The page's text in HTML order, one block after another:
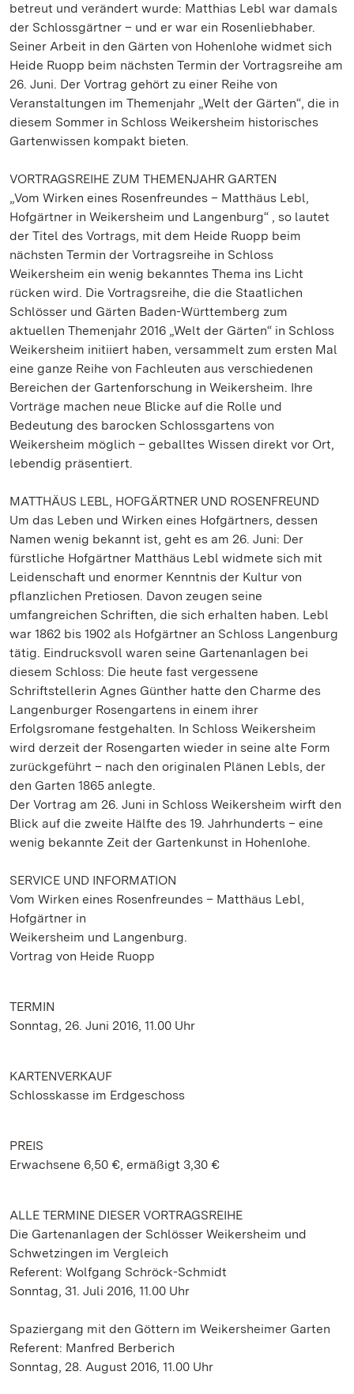
betreut und verändert wurde: Matthias Lebl war damals
der Schlossgärtner – und er war ein Rosenliebhaber.
Seiner Arbeit in den Gärten von Hohenlohe widmet sich
Heide Ruopp beim nächsten Termin der Vortragsreihe am
26. Juni. Der Vortrag gehört zu einer Reihe von
Veranstaltungen im Themenjahr „Welt der Gärten“, die in
diesem Sommer in Schloss Weikersheim historisches
Gartenwissen kompakt bieten.
VORTRAGSREIHE ZUM THEMENJAHR GARTEN
„Vom Wirken eines Rosenfreundes – Matthäus Lebl,
Hofgärtner in Weikersheim und Langenburg“ , so lautet
der Titel des Vortrags, mit dem Heide Ruopp beim
nächsten Termin der Vortragsreihe in Schloss
Weikersheim ein wenig bekanntes Thema ins Licht
rücken wird. Die Vortragsreihe, die die Staatlichen
Schlösser und Gärten Baden-Württemberg zum
aktuellen Themenjahr 2016 „Welt der Gärten“ in Schloss
Weikersheim initiiert haben, versammelt zum ersten Mal
eine ganze Reihe von Fachleuten aus verschiedenen
Bereichen der Gartenforschung in Weikersheim. Ihre
Vorträge machen neue Blicke auf die Rolle und
Bedeutung des barocken Schlossgartens von
Weikersheim möglich – geballtes Wissen direkt vor Ort,
lebendig präsentiert.
MATTHÄUS LEBL, HOFGÄRTNER UND ROSENFREUND
Um das Leben und Wirken eines Hofgärtners, dessen
Namen wenig bekannt ist, geht es am 26. Juni: Der
fürstliche Hofgärtner Matthäus Lebl widmete sich mit
Leidenschaft und enormer Kenntnis der Kultur von
pflanzlichen Pretiosen. Davon zeugen seine
umfangreichen Schriften, die sich erhalten haben. Lebl
war 1862 bis 1902 als Hofgärtner an Schloss Langenburg
tätig. Eindrucksvoll waren seine Gartenanlagen bei
diesem Schloss: Die heute fast vergessene
Schriftstellerin Agnes Günther hatte den Charme des
Langenburger Rosengartens in einem ihrer
Erfolgsromane festgehalten. In Schloss Weikersheim
wird derzeit der Rosengarten wieder in seine alte Form
zurückgeführt – nach den originalen Plänen Lebls, der
den Garten 1865 anlegte.
Der Vortrag am 26. Juni in Schloss Weikersheim wirft den
Blick auf die zweite Hälfte des 19. Jahrhunderts – eine
wenig bekannte Zeit der Gartenkunst in Hohenlohe.
SERVICE UND INFORMATION
Vom Wirken eines Rosenfreundes – Matthäus Lebl,
Hofgärtner in
Weikersheim und Langenburg.
Vortrag von Heide Ruopp
TERMIN
Sonntag, 26. Juni 2016, 11.00 Uhr
KARTENVERKAUF
Schlosskasse im Erdgeschoss
PREIS
Erwachsene 6,50 €, ermäßigt 3,30 €
ALLE TERMINE DIESER VORTRAGSREIHE
Die Gartenanlagen der Schlösser Weikersheim und
Schwetzingen im Vergleich
Referent: Wolfgang Schröck-Schmidt
Sonntag, 31. Juli 2016, 11.00 Uhr
Spaziergang mit den Göttern im Weikersheimer Garten
Referent: Manfred Berberich
Sonntag, 28. August 2016, 11.00 Uhr